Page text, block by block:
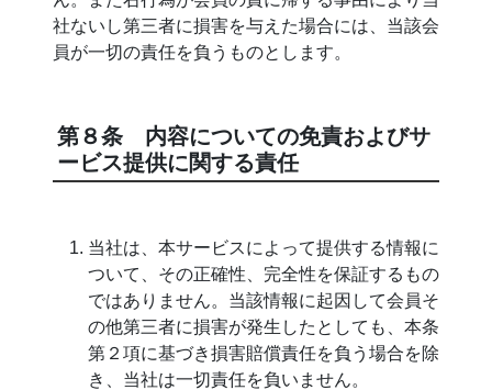
社ないし第三者に損害を与えた場合には、当該会
員が一切の責任を負うものとします。
第８条 内容についての免責およびサ
ービス提供に関する責任
当社は、本サービスによって提供する情報に
ついて、その正確性、完全性を保証するもの
ではありません。当該情報に起因して会員そ
の他第三者に損害が発生したとしても、本条
第２項に基づき損害賠償責任を負う場合を除
き、当社は一切責任を負いません。